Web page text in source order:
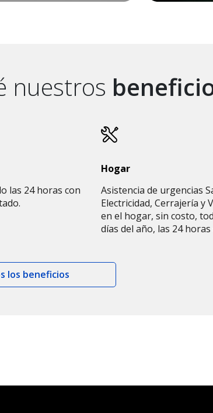
nuestros
las 24 horas con
Hogar
Asistencia de urgencias
Electricidad, Cerrajería y
en el hogar, sin costo,
días del año, las 24 horas
los beneficios